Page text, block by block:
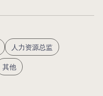
人力资源总监
其他